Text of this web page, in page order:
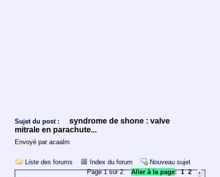
Sujet du post :
syndrome de shone : valve
mitrale en parachute...
Envoyé par acaalm
Liste des forums Index du forum
Nouveau sujet
Page 1 sur 2Aller à la page: 1 2